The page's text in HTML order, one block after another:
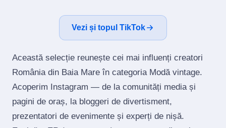
Vezi și topul TikTok
Această selecție reunește cei mai influenți creatori
România din Baia Mare în categoria Modă vintage.
Acoperim Instagram — de la comunități media și
pagini de oraș, la bloggeri de divertisment,
prezentatori de evenimente și experți de nișă.